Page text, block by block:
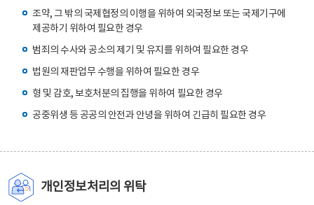
조약, 그 밖의 국제협정의 이행을 위하여 외국정보 또는 국제기구에
제공하기 위하여 필요한 경우
범죄의 수사와 공소의 제기 및 유지를 위하여 필요한 경우
법원의 재판업무 수행을 위하여 필요한 경우
형 및 감호, 보호처분의 집행을 위하여 필요한 경우
공중위생 등 공공의 안전과 안녕을 위하여 긴급히 필요한 경우
개인정보처리의 위탁